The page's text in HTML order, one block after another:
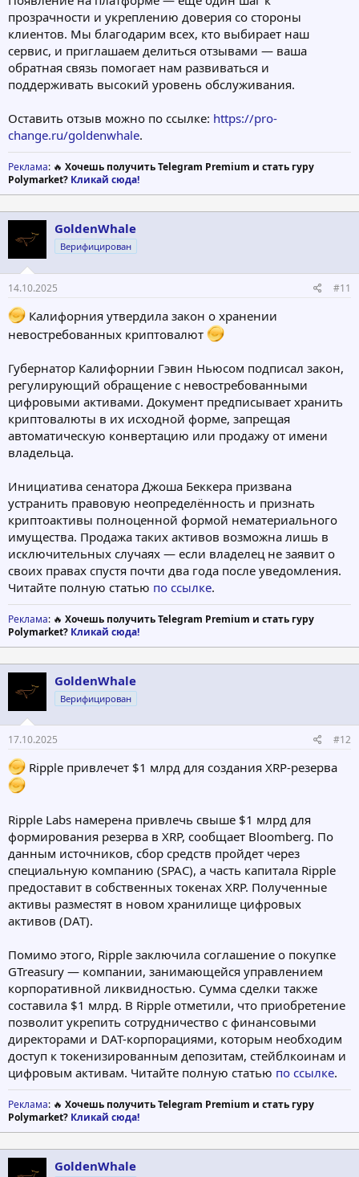
прозрачности и укреплению доверия со стороны
клиентов. Мы благодарим всех, кто выбирает наш
сервис, и приглашаем делиться отзывами — ваша
обратная связь помогает нам развиваться и
поддерживать высокий уровень обслуживания.
Оставить отзыв можно по ссылке: https://pro-
change.ru/goldenwhale.
Реклама: 🔥 Хочешь получить Telegram Premium и стать гуру
Polymarket? Кликай сюда!
GoldenWhale
Верифицирован
14.10.2025 #11
Калифорния утвердила закон о хранении
невостребованных криптовалют
Губернатор Калифорнии Гэвин Ньюсом подписал закон,
регулирующий обращение с невостребованными
цифровыми активами. Документ предписывает хранить
криптовалюты в их исходной форме, запрещая
автоматическую конвертацию или продажу от имени
владельца.
Инициатива сенатора Джоша Беккера призвана
устранить правовую неопределённость и признать
криптоактивы полноценной формой нематериального
имущества. Продажа таких активов возможна лишь в
исключительных случаях — если владелец не заявит о
своих правах спустя почти два года после уведомления.
Читайте полную статью по ссылке.
Реклама: 🔥 Хочешь получить Telegram Premium и стать гуру
Polymarket? Кликай сюда!
GoldenWhale
Верифицирован
17.10.2025 #12
Ripple привлечет $1 млрд для создания XRP-резерва
Ripple Labs намерена привлечь свыше $1 млрд для
формирования резерва в XRP, сообщает Bloomberg. По
данным источников, сбор средств пройдет через
специальную компанию (SPAC), а часть капитала Ripple
предоставит в собственных токенах XRP. Полученные
активы разместят в новом хранилище цифровых
активов (DAT).
Помимо этого, Ripple заключила соглашение о покупке
GTreasury — компании, занимающейся управлением
корпоративной ликвидностью. Сумма сделки также
составила $1 млрд. В Ripple отметили, что приобретение
позволит укрепить сотрудничество с финансовыми
директорами и DAT-корпорациями, которым необходим
доступ к токенизированным депозитам, стейблкоинам и
цифровым активам. Читайте полную статью по ссылке.
Реклама: 🔥 Хочешь получить Telegram Premium и стать гуру
Polymarket? Кликай сюда!
GoldenWhale